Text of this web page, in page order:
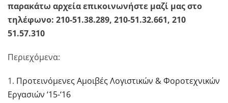
παρακάτω αρχεία επικοινωνήστε μαζί μας στο
τηλέφωνο: 210-51.38.289, 210-51.32.661, 210
51.57.310
Περιεχόμενα:
1. Προτεινόμενες Αμοιβές Λογιστικών & Φοροτεχνικών
Εργασιών ‘15-‘16